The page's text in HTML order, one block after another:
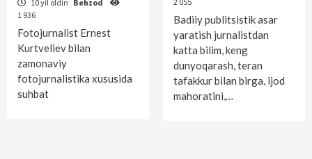
10 yil oldin Behzod
1 936
Fotojurnalist Ernest
Kurtveliev bilan
zamonaviy
fotojurnalistika xususida
suhbat
Badiiy publitsistik asar
yaratish jurnalistdan
katta bilim, keng
dunyoqarash, teran
tafakkur bilan birga, ijod
mahoratini,…